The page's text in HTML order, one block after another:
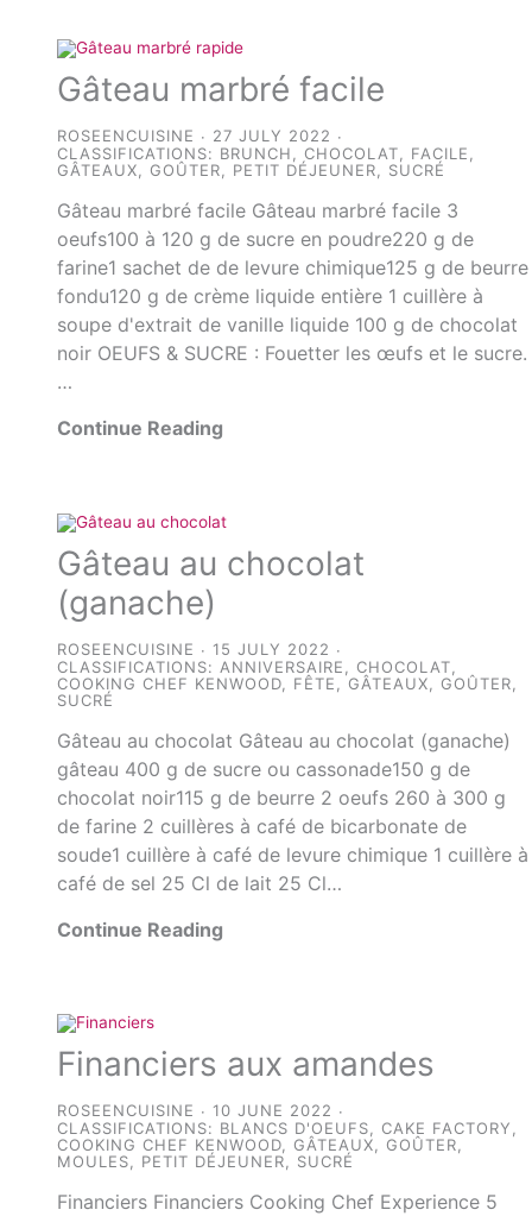
Gâteau marbré facile
ROSEENCUISINE
27 JULY 2022
CLASSIFICATIONS: BRUNCH,CHOCOLAT, FACILE,
GÂTEAUX,GOÛTER, PETIT DÉJEUNER, SUCRÉ
Gâteau marbré facile Gâteau marbré facile 3
oeufs100 à 120 g de sucre en poudre220 g de
farine1 sachet de de levure chimique125 g de beurre
fondu120 g de crème liquide entière 1 cuillère à
soupe d'extrait de vanille liquide 100 g de chocolat
noir OEUFS & SUCRE : Fouetter les œufs et le sucre.
…
Continue Reading
Gâteau au chocolat
(ganache)
ROSEENCUISINE
15 JULY 2022
CLASSIFICATIONS: ANNIVERSAIRE ,CHOCOLAT
COOKING CHEF KENWOOD
FÊTE ,GÂTEAUX ,GOÛTER
SUCRÉ
Gâteau au chocolat Gâteau au chocolat (ganache)
gâteau 400 g de sucre ou cassonade150 g de
chocolat noir115 g de beurre 2 oeufs 260 à 300 g
de farine 2 cuillères à café de bicarbonate de
soude1 cuillère à café de levure chimique 1 cuillère à
café de sel 25 Cl de lait 25 Cl…
Continue Reading
Financiers aux amandes
ROSEENCUISINE
10 JUNE 2022
CLASSIFICATIONS: BLANCS D'OEUFS,CAKE FACTORY,
COOKING CHEF KENWOOD,GÂTEAUX,GOÛTER,
MOULES, PETIT DÉJEUNER, SUCRÉ
Financiers Financiers Cooking Chef Experience 5